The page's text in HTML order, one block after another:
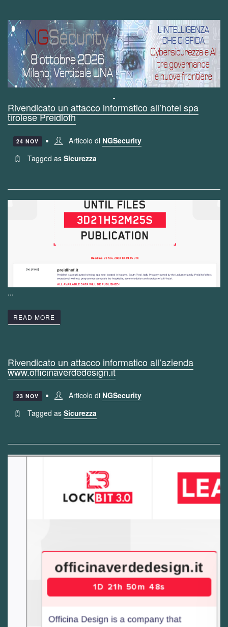
Rivendicato un attacco informatico all’hotel spa
tirolese Preidlofh
24 NOV Articolo di NGSecurity
Tagged as Sicurezza
...
READ MORE
Rivendicato un attacco informatico all’azienda
www.officinaverdedesign.it
23 NOV Articolo di NGSecurity
Tagged as Sicurezza